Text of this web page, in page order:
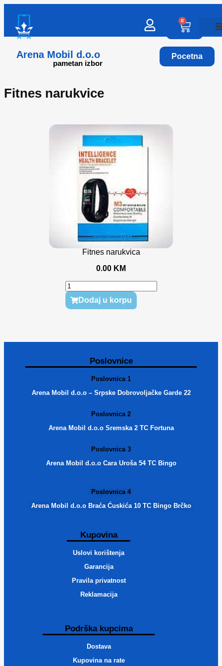
Arena Mobil d.o.o
pametan izbor
0
Pocetna
Fitnes narukvice
Fitnes narukvica
0.00 KM
Dodaj u korpu
Poslovnice
Poslovnica 1
Arena Mobil d.o.o – Srpske Dobrovoljačke Garde 22
Poslovnica 2
Arena Mobil d.o.o Sremska 2 TC Fortuna
Poslovnica 3
Arena Mobil d.o.o Cara Uroša 54 TC Bingo
Poslovnica 4
Arena Mobil d.o.o Braća Ćuskića 10 TC Bingo Brčko
Kupovina
Uslovi korištenja
Garancija
Pravila privatnost
Reklamacija
Podrška kupcima
Dostava
Kupovina na rate